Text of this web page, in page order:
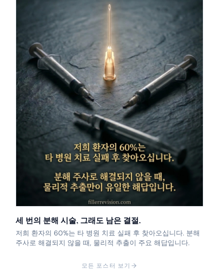
세 번의 분해 시술, 그래도 남은 결절.
저희 환자의 60%는 타 병원 치료 실패 후 찾아오십니다. 분해
주사로 해결되지 않을 때, 물리적 추출이 주요 해답입니다.
모든 포스터 보기